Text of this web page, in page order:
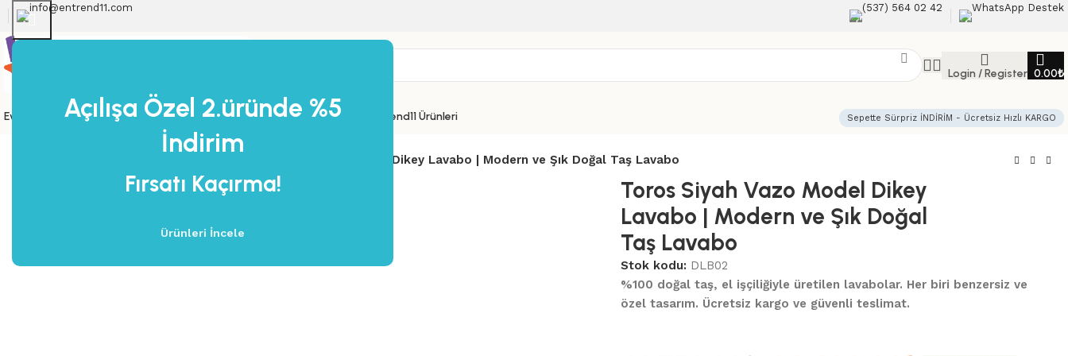
Açılışa Özel 2.üründe %5
İndirim
Fırsatı Kaçırma!
Ürünleri İncele
info@entrend11.com (537) 564 02 42 WhatsApp Destek
Login / Register 0.00₺
Ev DekorasyonBanyo DekorasyonYapı MarketÇok Satanlar Ağustos Ayı Entrend11 Ürünleri Sepette Sürpriz İNDİRİM - Ücretsiz Hızlı KARGO
Toros Siyah Vazo Model Dikey Lavabo | Modern ve Şık Doğal Taş Lavabo
Toros Siyah Vazo Model Dikey
Lavabo | Modern ve Şık Doğal
Taş Lavabo
Stok kodu: DLB02
%100 doğal taş, el işçiliğiyle üretilen lavabolar. Her biri benzersiz ve
özel tasarım. Ücretsiz kargo ve güvenli teslimat.